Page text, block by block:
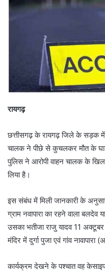
रायगढ़
छत्तीसगढ़ के रायगढ़ जिले के सड़क
चालक ने पीछे से कुचलकर मौत के घाट
पुलिस ने आरोपी वाहन चालक के
लिया है।
इस संबंध में मिली जानकारी के
ग्राम नवापारा का रहने वाला बलदेव
उसका भतीजा राजु यादव 11 अक्टूबर
मंदिर में दुर्गा पुजा एवं गांव
कार्यक्रम देखने के पश्चात वह